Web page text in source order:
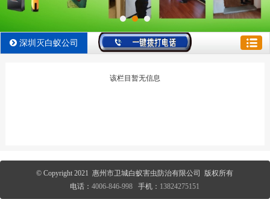
深圳灭白蚁公司
该栏目暂无信息
© Copyright 2021 惠州市卫城白蚁害虫防治有限公司 版权所有
电话：4006-846-998 手机： 13824275151